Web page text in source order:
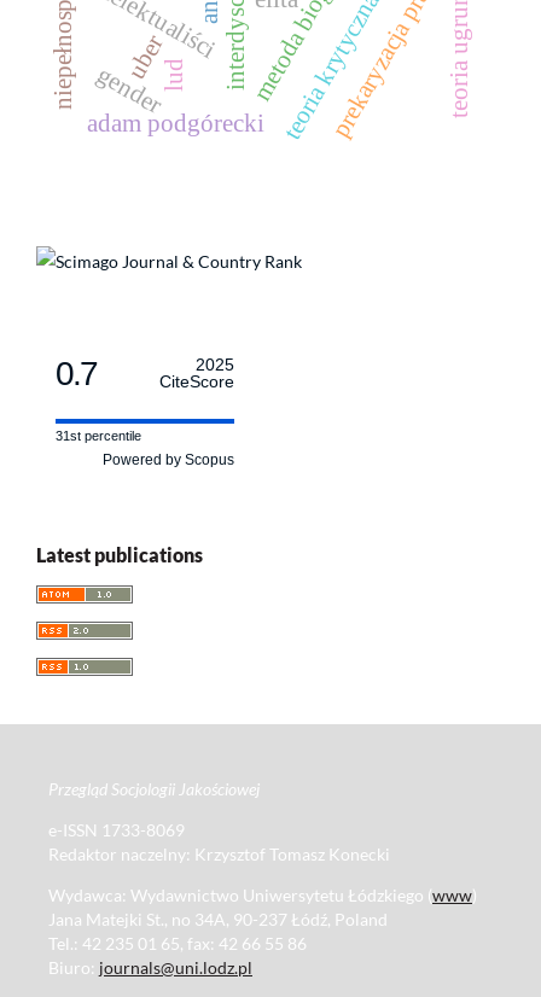
lud teoria krytyczna
uber prekaryzacja pracy
gender
adam podgórecki
0.7
2025
CiteScore
31st percentile
Powered by Scopus
Latest publications
Przegląd Socjologii Jakościowej
e-ISSN 1733-8069
Redaktor naczelny: Krzysztof Tomasz Konecki
Wydawca: Wydawnictwo Uniwersytetu Łódzkiego (www)
Jana Matejki St., no 34A, 90-237 Łódź, Poland
Tel.: 42 235 01 65, fax: 42 66 55 86
Biuro: journals@uni.lodz.pl